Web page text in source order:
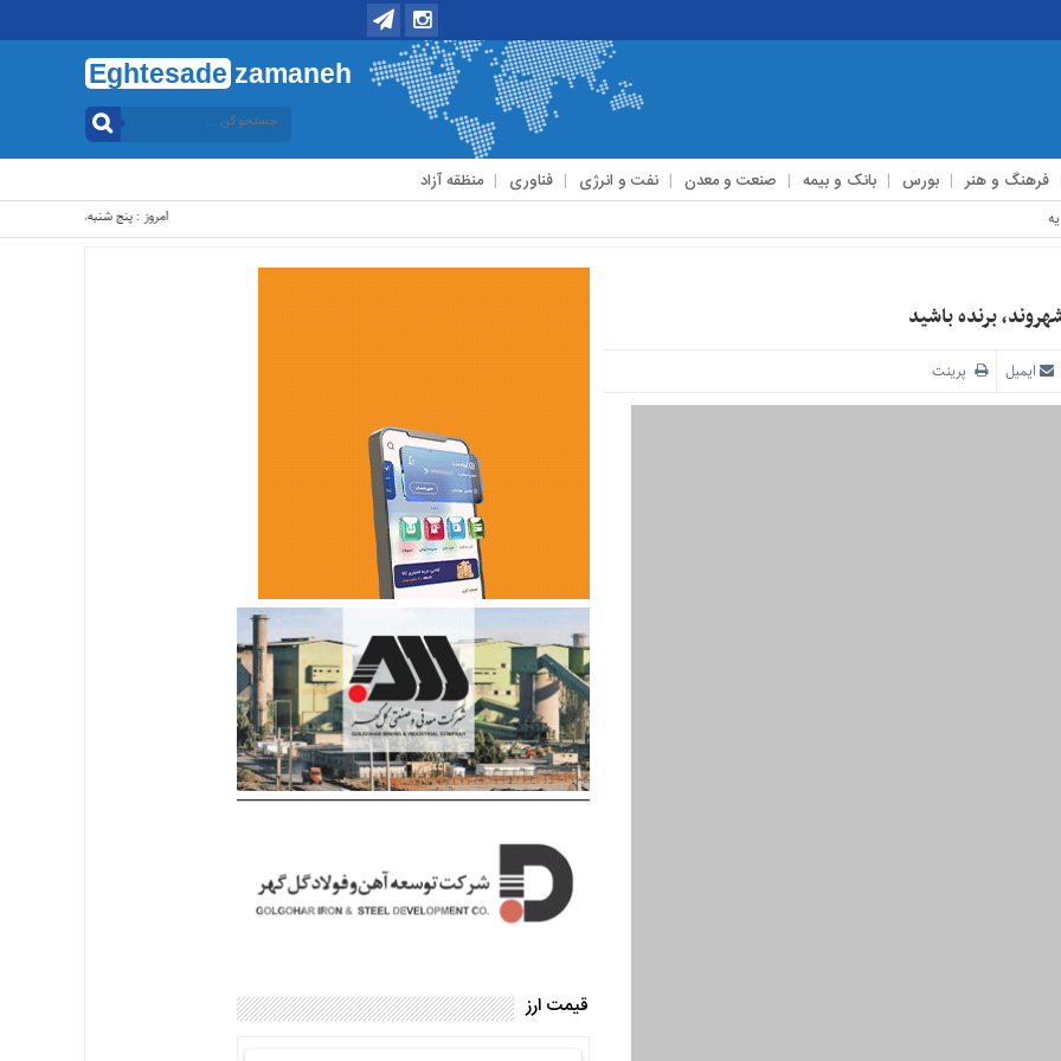
Eghtesade zamaneh
فرهنگ و هنر بورس بانک و بیمه صنعت و معدن نفت و انرژی فناوری منظقه آزاد
امروز : پنج شنبه, ۱۵ مرداد , ۱۴۰۵ .::. برابر با : Thursday, 6 August , 2026
برنده باشید
ایمیل پرینت
قیمت ارز